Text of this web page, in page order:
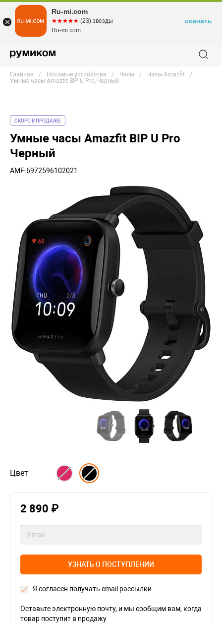
Главная Носимые устройства Часы
Часы Amazfit
Умные часы Amazfit BIP U Pro, Черный
СКОРО В ПРОДАЖЕ
Умные часы Amazfit BIP U Pro
Черный
AMF-6972596102021
Цвет
2 890 ₽
УЗНАТЬ О ПОСТУПЛЕНИИ
Я согласен получать email рассылки
Оставьте электронную почту, и мы сообщим вам, когда
товар поступит в продажу
Ru-mi.com
☆☆☆☆☆
★★★★★ (23) звезды
Ru-mi.com
скачать